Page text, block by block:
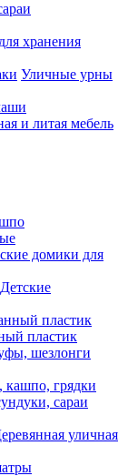
хранения
Уличные урны
и литая мебель
домики для
Детские
пластик
шезлонги
кашпо, грядки
сараи
уличная